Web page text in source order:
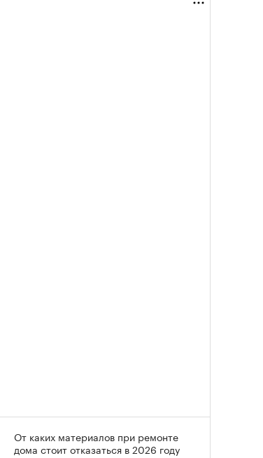
От каких материалов при ремонте
дома стоит отказаться в 2026 году